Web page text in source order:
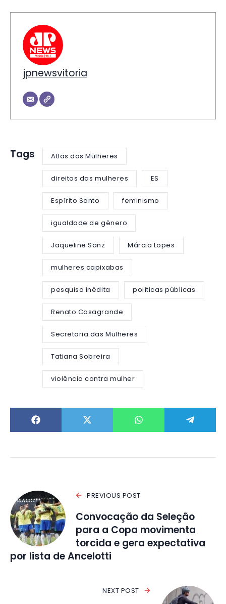
jpnewsvitoria
Tags Atlas das Mulheres
direitos das mulheres ES
Espírito Santo feminismo
igualdade de gênero
Jaqueline Sanz Márcia Lopes
mulheres capixabas
pesquisa inédita políticas públicas
Renato Casagrande
Secretaria das Mulheres
Tatiana Sobreira
violência contra mulher
PREVIOUS POST
Convocação da Seleção
para a Copa movimenta
torcida e gera expectativa
por lista de Ancelotti
NEXT POST